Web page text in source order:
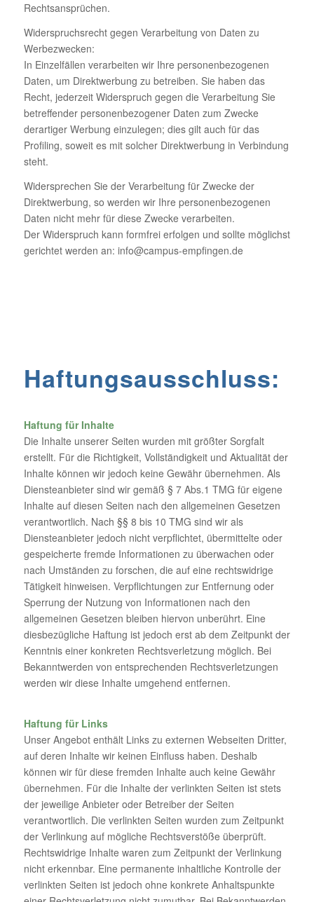
Rechtsansprüchen.
Widerspruchsrecht gegen Verarbeitung von Daten zu
Werbezwecken:
In Einzelfällen verarbeiten wir Ihre personenbezogenen
Daten, um Direktwerbung zu betreiben. Sie haben das
Recht, jederzeit Widerspruch gegen die Verarbeitung Sie
betreffender personenbezogener Daten zum Zwecke
derartiger Werbung einzulegen; dies gilt auch für das
Profiling, soweit es mit solcher Direktwerbung in Verbindung
steht.
Widersprechen Sie der Verarbeitung für Zwecke der
Direktwerbung, so werden wir Ihre personenbezogenen
Daten nicht mehr für diese Zwecke verarbeiten.
Der Widerspruch kann formfrei erfolgen und sollte möglichst
gerichtet werden an: info@campus-empfingen.de
Haftungsausschluss:
Haftung für Inhalte
Die Inhalte unserer Seiten wurden mit größter Sorgfalt
erstellt. Für die Richtigkeit, Vollständigkeit und Aktualität der
Inhalte können wir jedoch keine Gewähr übernehmen. Als
Diensteanbieter sind wir gemäß § 7 Abs.1 TMG für eigene
Inhalte auf diesen Seiten nach den allgemeinen Gesetzen
verantwortlich. Nach §§ 8 bis 10 TMG sind wir als
Diensteanbieter jedoch nicht verpflichtet, übermittelte oder
gespeicherte fremde Informationen zu überwachen oder
nach Umständen zu forschen, die auf eine rechtswidrige
Tätigkeit hinweisen. Verpflichtungen zur Entfernung oder
Sperrung der Nutzung von Informationen nach den
allgemeinen Gesetzen bleiben hiervon unberührt. Eine
diesbezügliche Haftung ist jedoch erst ab dem Zeitpunkt der
Kenntnis einer konkreten Rechtsverletzung möglich. Bei
Bekanntwerden von entsprechenden Rechtsverletzungen
werden wir diese Inhalte umgehend entfernen.
Haftung für Links
Unser Angebot enthält Links zu externen Webseiten Dritter,
auf deren Inhalte wir keinen Einfluss haben. Deshalb
können wir für diese fremden Inhalte auch keine Gewähr
übernehmen. Für die Inhalte der verlinkten Seiten ist stets
der jeweilige Anbieter oder Betreiber der Seiten
verantwortlich. Die verlinkten Seiten wurden zum Zeitpunkt
der Verlinkung auf mögliche Rechtsverstöße überprüft.
Rechtswidrige Inhalte waren zum Zeitpunkt der Verlinkung
nicht erkennbar. Eine permanente inhaltliche Kontrolle der
verlinkten Seiten ist jedoch ohne konkrete Anhaltspunkte